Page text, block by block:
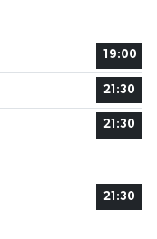
19:00
21:30
21:30
21:30